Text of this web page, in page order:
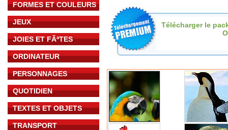
FORMES ET COULEURS
JEUX
JOIES ET FÃªTES
ORDINATEUR
PERSONNAGES
QUOTIDIEN
TEXTES ET OBJETS
TRANSPORT
Télécharger le